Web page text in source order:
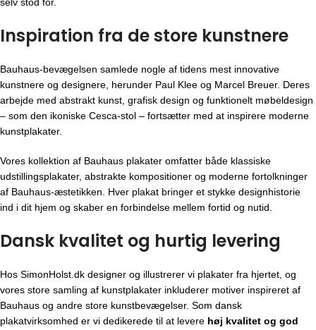
Inspiration fra de store kunstnere
Bauhaus-bevægelsen samlede nogle af tidens mest innovative
kunstnere og designere, herunder Paul Klee og Marcel Breuer. Deres
arbejde med abstrakt kunst, grafisk design og funktionelt møbeldesign
– som den ikoniske Cesca-stol – fortsætter med at inspirere moderne
kunstplakater.
Vores kollektion af Bauhaus plakater omfatter både klassiske
udstillingsplakater, abstrakte kompositioner og moderne fortolkninger
af Bauhaus-æstetikken. Hver plakat bringer et stykke designhistorie
ind i dit hjem og skaber en forbindelse mellem fortid og nutid.
Dansk kvalitet og hurtig levering
Hos SimonHolst.dk designer og illustrerer vi plakater fra hjertet, og
vores store samling af kunstplakater inkluderer motiver inspireret af
Bauhaus og andre store kunstbevægelser. Som dansk
plakatvirksomhed er vi dedikerede til at levere høj kvalitet og god